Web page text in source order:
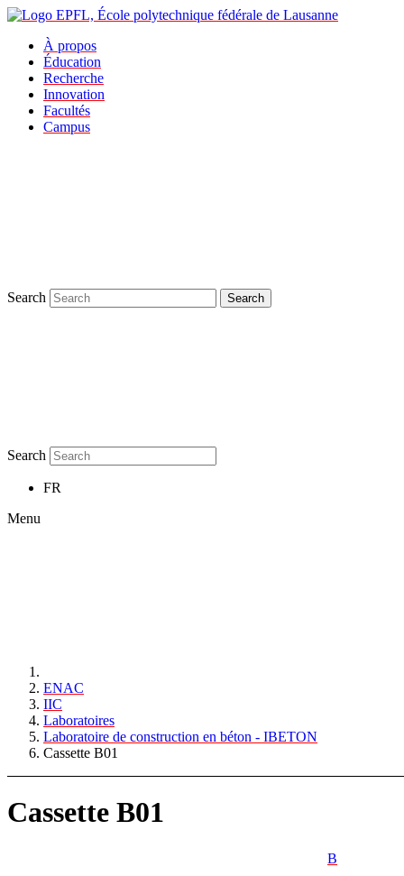
À propos
Éducation
Recherche
Innovation
Facultés
Campus
Search Search
Search
FR
Menu
ENAC
IIC
Laboratoires
Laboratoire de construction en béton - IBETON
Cassette B01
Cassette B01
B